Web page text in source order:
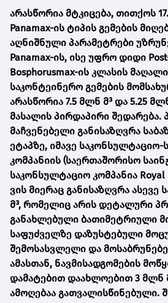
არასწორია მტკიცება, თითქოს
Panamax-ის ტიპის გემების
აღნიშნული პარამეტრები
Panamax-ის, ისე უფრო დიდი
Bosphorusmax-ის კლასის
საკონტეინერო გემების
არასწორია 7.5 მლნ მ³ და 5.25
მასალის პირდაპირი შედარება.
მაჩვენებელი განისაზღვრა
ეტაპზე, იმავე საკონსულტაციო-
კომპანიის (საერთაშორისო
საკონსულტაციო კომპანია Royal
ვის მიერაც განისაზღვრა
მ³, რომელიც არის დეტალური
განახლებული ბათიმეტრიული
საფუძველზე დაზუსტებული
შემოსასვლელი და
ამასთან, ნავმისადგომების
დამატებით დაახლოებით 3 მლნ
ამოღებაა გათვალისწინებული.